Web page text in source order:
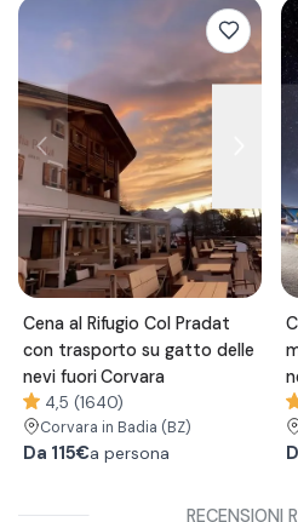
Cena al Rifugio Col Pradat
con trasporto su gatto delle
nevi fuori Corvara
4,5 (1640)
Corvara in Badia (BZ)
Da 115€a persona
RECENSIONI